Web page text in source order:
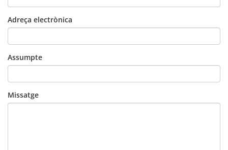
Adreça electrònica
Assumpte
Missatge